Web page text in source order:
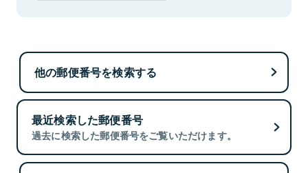
他の郵便番号を検索する
最近検索した郵便番号
過去に検索した郵便番号をご覧いただけます。